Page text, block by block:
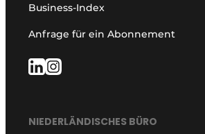
Business-Index
Anfrage für ein Abonnement
NIEDERLÄNDISCHES BÜRO